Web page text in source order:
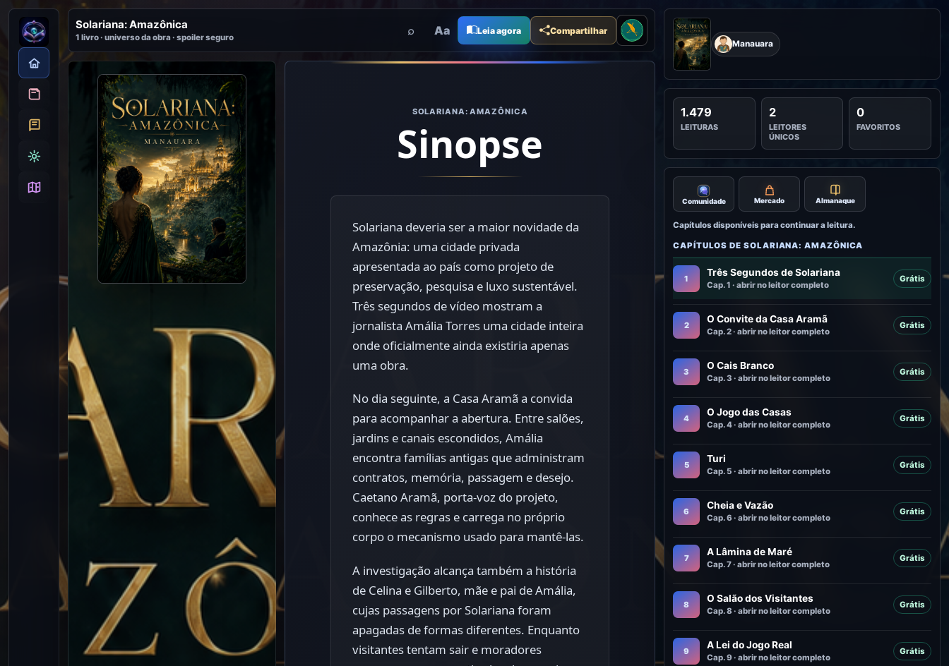
Solariana: Amazônica
1 livro · universo da obra · spoiler seguro ⌕ Aa Leia agora Compartilhar Menu Literunico
SOLARIANA: AMAZÔNICA
Sinopse
Solariana deveria ser a maior novidade da
Amazônia: uma cidade privada
apresentada ao país como projeto de
preservação, pesquisa e luxo sustentável.
Três segundos de vídeo mostram a
jornalista Amália Torres uma cidade inteira
onde oficialmente ainda existiria apenas
uma obra.
No dia seguinte, a Casa Aramã a convida
para acompanhar a abertura. Entre salões,
jardins e canais escondidos, Amália
encontra famílias antigas que administram
contratos, memória, passagem e desejo.
Caetano Aramã, porta-voz do projeto,
conhece as regras e carrega no próprio
corpo o mecanismo usado para mantê-las.
A investigação alcança também a história
de Celina e Gilberto, mãe e pai de Amália,
cujas passagens por Solariana foram
apagadas de formas diferentes. Enquanto
visitantes tentam sair e moradores
Manauara
1.479
LEITURAS
2
LEITORES
ÚNICOS
0
FAVORITOS
Comunidade Mercado Almanaque
Capítulos disponíveis para continuar a leitura.
CAPÍTULOS DE SOLARIANA: AMAZÔNICA
1
Três Segundos de Solariana
Cap. 1 · abrir no leitor completo
Grátis
2
O Convite da Casa Aramã
Cap. 2 · abrir no leitor completo
Grátis
3
O Cais Branco
Cap. 3 · abrir no leitor completo
Grátis
4
O Jogo das Casas
Cap. 4 · abrir no leitor completo
Grátis
5
Turi
Cap. 5 · abrir no leitor completo
Grátis
6
Cheia e Vazão
Cap. 6 · abrir no leitor completo
Grátis
7
A Lâmina de Maré
Cap. 7 · abrir no leitor completo
Grátis
8
O Salão dos Visitantes
Cap. 8 · abrir no leitor completo
Grátis
9
A Lei do Jogo Real
Cap. 9 · abrir no leitor completo
Grátis